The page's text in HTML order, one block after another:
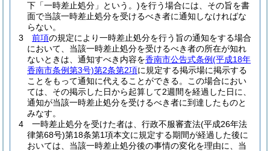
下「一時差止処分」という。)を行う場合には、その旨を書
面で当該一時差止処分を受けるべき者に通知しなければな
らない。
3
前項の規定により一時差止処分を行う旨の通知をする場合
において、当該一時差止処分を受けるべき者の所在が知れ
ないときは、通知すべき内容を香南市公告式条例(平成18年
香南市条例第3号)第2条第2項に規定する掲示場に掲示する
ことをもって通知に代えることができる。
この場合におい
ては、その掲示した日から起算して2週間を経過した日に、
通知が当該一時差止処分を受けるべき者に到達したものと
みなす。
4
一時差止処分を受けた者は、行政不服審査法(平成26年法
律第68号)第18条第1項本文に規定する期間が経過した後に
おいては、当該一時差止処分後の事情の変化を理由に、当